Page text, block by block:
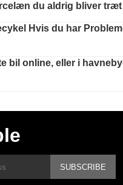
du aldrig bliver træt
Hvis du har
bil online, eller i
SUBSCRIBE